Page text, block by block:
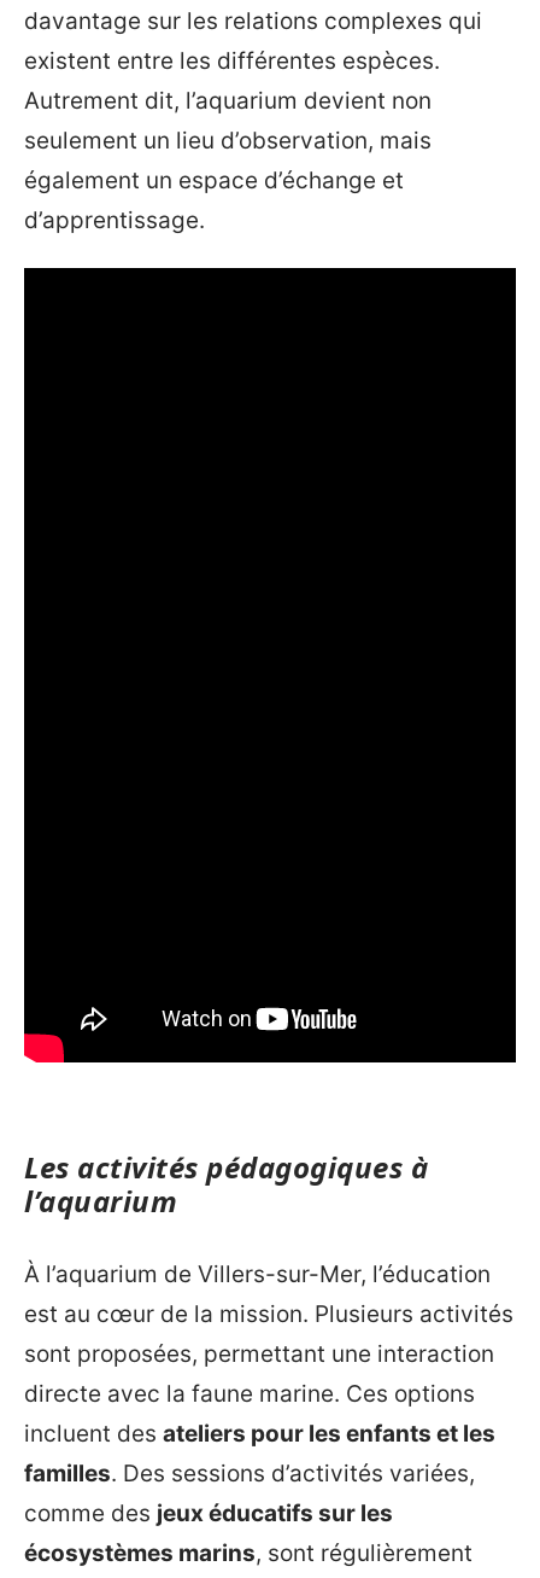
davantage sur les relations complexes qui
existent entre les différentes espèces.
Autrement dit, l’aquarium devient non
seulement un lieu d’observation, mais
également un espace d’échange et
d’apprentissage.
Les activités pédagogiques à
l’aquarium
À l’aquarium de Villers-sur-Mer, l’éducation
est au cœur de la mission. Plusieurs activités
sont proposées, permettant une interaction
directe avec la faune marine. Ces options
incluent des ateliers pour les enfants et les
familles. Des sessions d’activités variées,
comme des jeux éducatifs sur les
écosystèmes marins, sont régulièrement